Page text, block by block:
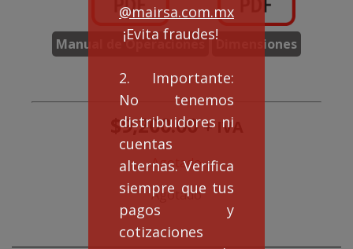
@mairsa.com.mx
¡Evita fraudes!
2. Importante:
No tenemos
distribuidores ni
cuentas
alternas. Verifica
siempre que tus
pagos y
cotizaciones
Manual de Operaciones Dimensiones
$9,200.00 + IVA
Agotado
Agotado